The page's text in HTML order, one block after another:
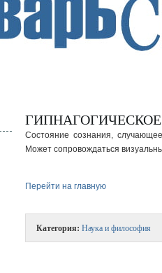
Состояние сознания,
Может сопровождаться
Перейти на главную
Категория: Наука и философия